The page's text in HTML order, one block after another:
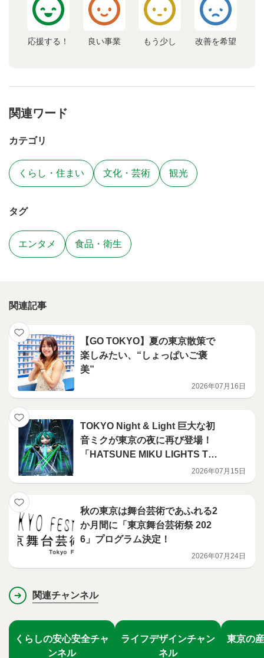
応援する！ 良い事業 もう少し 改善を希望
関連ワード
カテゴリ
くらし・住まい 文化・芸術 観光
タグ
エンタメ 食品・衛生
関連記事
【GO TOKYO】夏の東京散策で
楽しみたい、“しょっぱいご褒
美”
2026年07月16日
TOKYO Night & Light 巨大な初
音ミクが東京の夜に再び登場！
「HATSUNE MIKU LIGHTS TO
KYO」を7月25日（土曜日）か
ら公開！
2026年07月15日
秋の東京は舞台芸術であふれる2
か月間に「東京舞台芸術祭 202
6」プログラム決定！
2026年07月24日
関連チャンネル